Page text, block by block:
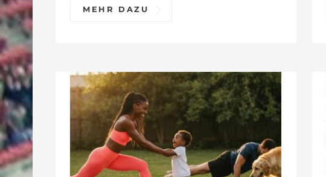
MEHR DAZU